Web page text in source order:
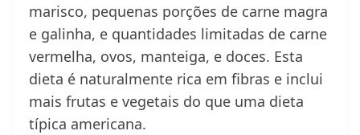
marisco, pequenas porções de carne magra
e galinha, e quantidades limitadas de carne
vermelha, ovos, manteiga, e doces. Esta
dieta é naturalmente rica em fibras e inclui
mais frutas e vegetais do que uma dieta
típica americana.